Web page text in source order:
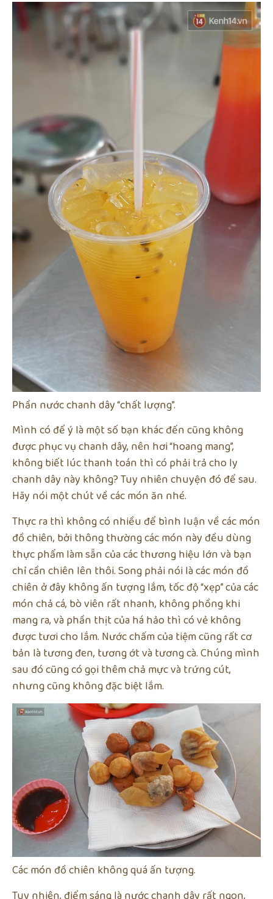
Phần nước chanh dây “chất lượng”.
Mình có để ý là một số bạn khác đến cũng không
được phục vụ chanh dây, nên hơi “hoang mang”,
không biết lúc thanh toán thì có phải trả cho ly
chanh dây này không? Tuy nhiên chuyện đó để sau.
Hãy nói một chút về các món ăn nhé.
Thực ra thì không có nhiều để bình luận về các món
đồ chiên, bởi thông thường các món này đều dùng
thực phẩm làm sẵn của các thương hiệu lớn và bạn
chỉ cần chiên lên thôi. Song phải nói là các món đồ
chiên ở đây không ấn tượng lắm, tốc độ “xẹp” của các
món chả cá, bò viên rất nhanh, không phồng khi
mang ra, và phần thịt của há hảo thì có vẻ không
được tươi cho lắm. Nước chấm của tiệm cũng rất cơ
bản là tương đen, tương ớt và tương cà. Chúng mình
sau đó cũng có gọi thêm chả mực và trứng cút,
nhưng cũng không đặc biệt lắm.
Các món đồ chiên không quá ấn tượng.